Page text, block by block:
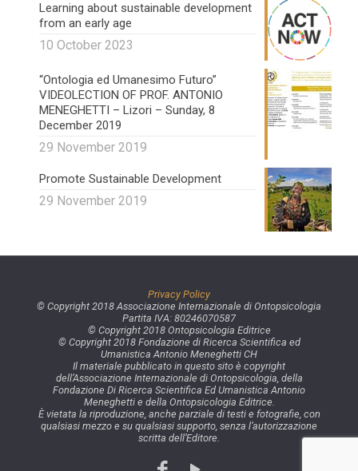
Learning about sustainable development
from an early age
10 October 2023
“Ontologia ed Umanesimo Futuro”
VIDEOLECTION OF PROF. ANTONIO
MENEGHETTI – Lizori – Sunday, 8
December 2019
29 November 2019
Promote Sustainable Development
29 November 2019
Privacy Policy
© Copyright 2018 Associazione Internazionale di Ontopsicologia
Partita IVA: 80246070587
© Copyright 2018 Ontopsicologia Editrice
© Copyright 2018 Fondazione di Ricerca Scientifica ed
Umanistica Antonio Meneghetti CH
Il materiale pubblicato in questo sito è copyright
dell’Associazione Internazionale di Ontopsicologia, della
Fondazione Di Ricerca Scientifica Ed Umanistica Antonio
Meneghetti e della Ontopsicologia Editrice.
È vietata la riproduzione, anche parziale di testi e fotografie, con
qualsiasi mezzo e su qualsiasi supporto, senza l’autorizzazione
scritta dell’Editore.